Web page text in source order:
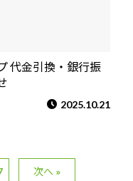
代金引換・銀行振
2025.10.21
次へ »